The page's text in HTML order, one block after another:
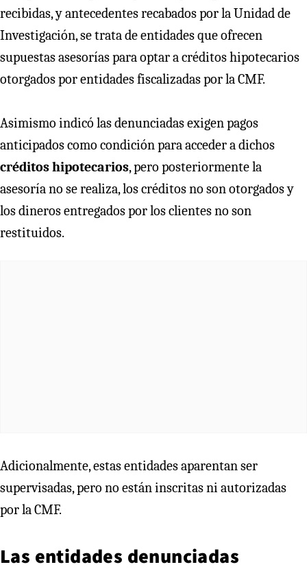
recibidas, y antecedentes recabados por la Unidad de
Investigación, se trata de entidades que ofrecen
supuestas asesorías para optar a créditos hipotecarios
otorgados por entidades fiscalizadas por la CMF.
Asimismo indicó las denunciadas exigen pagos
anticipados como condición para acceder a dichos
créditos hipotecarios, pero posteriormente la
asesoría no se realiza, los créditos no son otorgados y
los dineros entregados por los clientes no son
restituidos.
Adicionalmente, estas entidades aparentan ser
supervisadas, pero no están inscritas ni autorizadas
por la CMF.
Las entidades denunciadas